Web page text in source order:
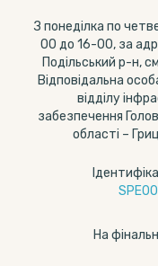
З понеділка по
00 до 16-00, за
Подільський р-н,
Відповідальна
відділу
забезпечення
області –
На